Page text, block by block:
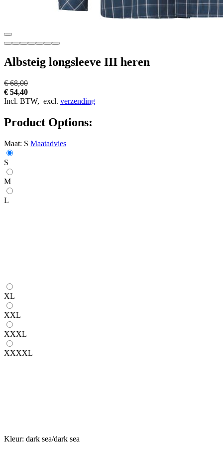
Albsteig longsleeve III heren
€ 68,00
€ 54,40
Incl. BTW, excl. verzending
Product Options:
Maat: S Maatadvies
S
M
L
XL
XXL
XXXL
XXXXL
Kleur: dark sea/dark sea